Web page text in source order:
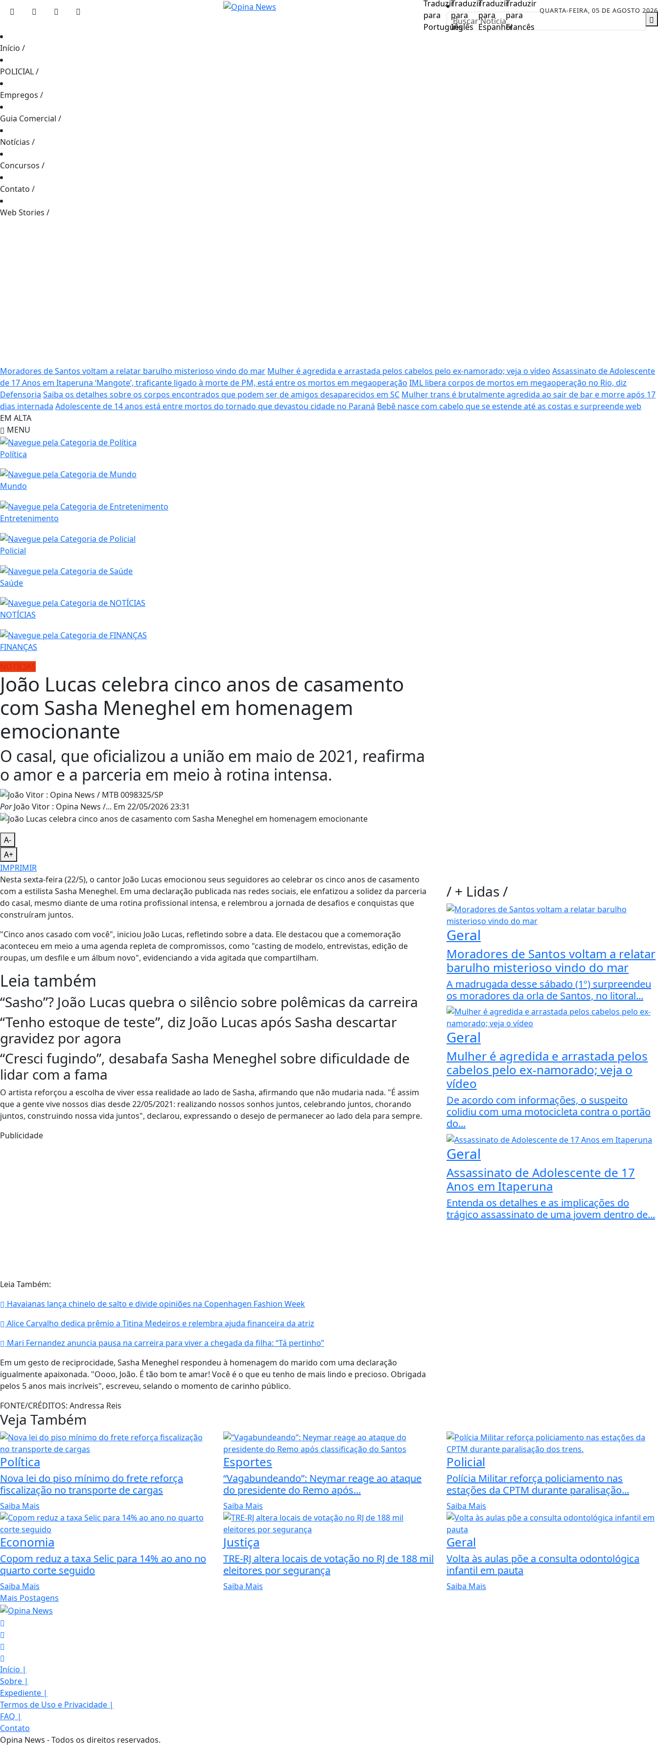
QUARTA-FEIRA, 05 DE AGOSTO 2026
Início /
POLICIAL/
Empregos /
Guia Comercial /
Notícias /
Concursos /
Contato /
Web Stories /
Moradores de Santos voltam a relatar barulho misterioso vindo do mar Mulher é agredida e arrastada pelos cabelos pelo ex-namorado; veja o vídeo Assassinato de Adolescente
de 17 Anos em Itaperuna ‘Mangote’, traficante ligado à morte de PM, está entre os mortos em megaoperação IML libera corpos de mortos em megaoperação no Rio, diz
Defensoria Saiba os detalhes sobre os corpos encontrados que podem ser de amigos desaparecidos em SC Mulher trans é brutalmente agredida ao sair de bar e morre após 17
dias internada Adolescente de 14 anos está entre mortos do tornado que devastou cidade no Paraná Bebê nasce com cabelo que se estende até as costas e surpreende web
EM ALTA
MENU
Política
Mundo
Entretenimento
Policial
Saúde
NOTÍCIAS
FINANÇAS
NOTÍCIAS
João Lucas celebra cinco anos de casamento
com Sasha Meneghel em homenagem
emocionante
O casal, que oficializou a união em maio de 2021, reafirma
o amor e a parceria em meio à rotina intensa.
PorJoão Vitor : Opina News /... Em 22/05/2026 23:31
A-
A+
IMPRIMIR
Nesta sexta-feira (22/5), o cantor João Lucas emocionou seus seguidores ao celebrar os cinco anos de casamento
com a estilista Sasha Meneghel. Em uma declaração publicada nas redes sociais, ele enfatizou a solidez da parceria
do casal, mesmo diante de uma rotina profissional intensa, e relembrou a jornada de desafios e conquistas que
construíram juntos.
"Cinco anos casado com você", iniciou João Lucas, refletindo sobre a data. Ele destacou que a comemoração
aconteceu em meio a uma agenda repleta de compromissos, como "casting de modelo, entrevistas, edição de
roupas, um desfile e um álbum novo", evidenciando a vida agitada que compartilham.
Leia também
“Sasho”? João Lucas quebra o silêncio sobre polêmicas da carreira
“Tenho estoque de teste”, diz João Lucas após Sasha descartar
gravidez por agora
“Cresci fugindo”, desabafa Sasha Meneghel sobre dificuldade de
lidar com a fama
O artista reforçou a escolha de viver essa realidade ao lado de Sasha, afirmando que não mudaria nada. "É assim
que a gente vive nossos dias desde 22/05/2021: realizando nossos sonhos juntos, celebrando juntos, chorando
juntos, construindo nossa vida juntos", declarou, expressando o desejo de permanecer ao lado dela para sempre.
Publicidade
Leia Também:
Havaianas lança chinelo de salto e divide opiniões na Copenhagen Fashion Week
Alice Carvalho dedica prêmio a Titina Medeiros e relembra ajuda financeira da atriz
Mari Fernandez anuncia pausa na carreira para viver a chegada da filha: “Tá pertinho”
Em um gesto de reciprocidade, Sasha Meneghel respondeu à homenagem do marido com uma declaração
igualmente apaixonada. "Oooo, João. É tão bom te amar! Você é o que eu tenho de mais lindo e precioso. Obrigada
pelos 5 anos mais incríveis", escreveu, selando o momento de carinho público.
FONTE/CRÉDITOS: Andressa Reis
/ + Lidas/
Geral
Moradores de Santos voltam a relatar
barulho misterioso vindo do mar
A madrugada desse sábado (1º) surpreendeu
os moradores da orla de Santos, no litoral...
Geral
Mulher é agredida e arrastada pelos
cabelos pelo ex-namorado; veja o
vídeo
De acordo com informações, o suspeito
colidiu com uma motocicleta contra o portão
do...
Geral
Assassinato de Adolescente de 17
Anos em Itaperuna
Entenda os detalhes e as implicações do
trágico assassinato de uma jovem dentro de...
Veja Também
Política
Nova lei do piso mínimo do frete reforça
fiscalização no transporte de cargas
Saiba Mais
Esportes
“Vagabundeando”: Neymar reage ao ataque
do presidente do Remo após...
Saiba Mais
Policial
Polícia Militar reforça policiamento nas
estações da CPTM durante paralisação...
Saiba Mais
Economia
Copom reduz a taxa Selic para 14% ao ano no
quarto corte seguido
Saiba Mais
Justiça
TRE-RJ altera locais de votação no RJ de 188 mil
eleitores por segurança
Saiba Mais
Geral
Volta às aulas põe a consulta odontológica
infantil em pauta
Saiba Mais
Mais Postagens
Início |
Sobre |
Expediente |
Termos de Uso e Privacidade |
FAQ |
Contato
Opina News - Todos os direitos reservados.